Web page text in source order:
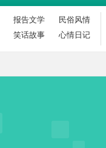
报告文学
民俗风情
笑话故事 心情日记